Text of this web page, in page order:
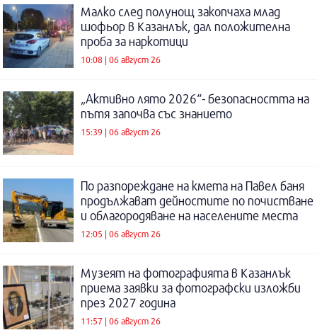
Малко след полунощ закопчаха млад
шофьор в Казанлък, дал положителна
проба за наркотици
10:08 | 06 август 26
„Активно лято 2026“- безопасността на
пътя започва със знанието
15:39 | 06 август 26
По разпореждане на кмета на Павел баня
продължават дейностите по почистване
и облагородяване на населените места
12:05 | 06 август 26
Музеят на фотографията в Казанлък
приема заявки за фотографски изложби
през 2027 година
11:57 | 06 август 26